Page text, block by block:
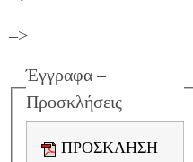
–>
Έγγραφα –
Προσκλήσεις